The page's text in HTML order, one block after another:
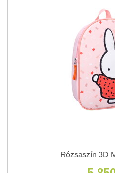
Rózsaszín 3D